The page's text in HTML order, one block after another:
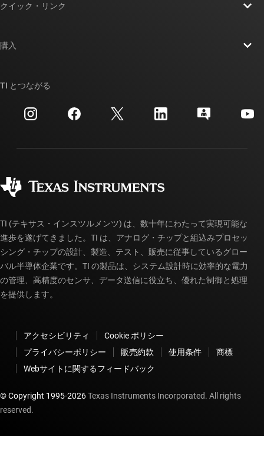
投資家向け情報
製造
クイック・リンク
クロスリファレンス検索
カスタマー・サポート・センター
myTI アカウントの FAQ
購入
ご注文に関する FAQ
TI とつながる
TI (テキサス・インスツルメンツ) は、数十年にわたって実現可能な
進歩を遂げてきました。TI は、アナログ・チップと組込みプロセッ
シング・チップの設計、製造、テスト、販売に従事しているグロー
バル半導体企業です。TI の製品は、システム設計時に効率的な電力
の管理、高精度のセンサ、データ送信に役立ち、優れた制御と処理
を提供します。
アクセシビリティ
Cookie ポリシー
プライバシーポリシー
販売約款 使用条件
商標
Webサイトに関するフィードバック
© Copyright 1995-2026Texas Instruments Incorporated. All rights
reserved.